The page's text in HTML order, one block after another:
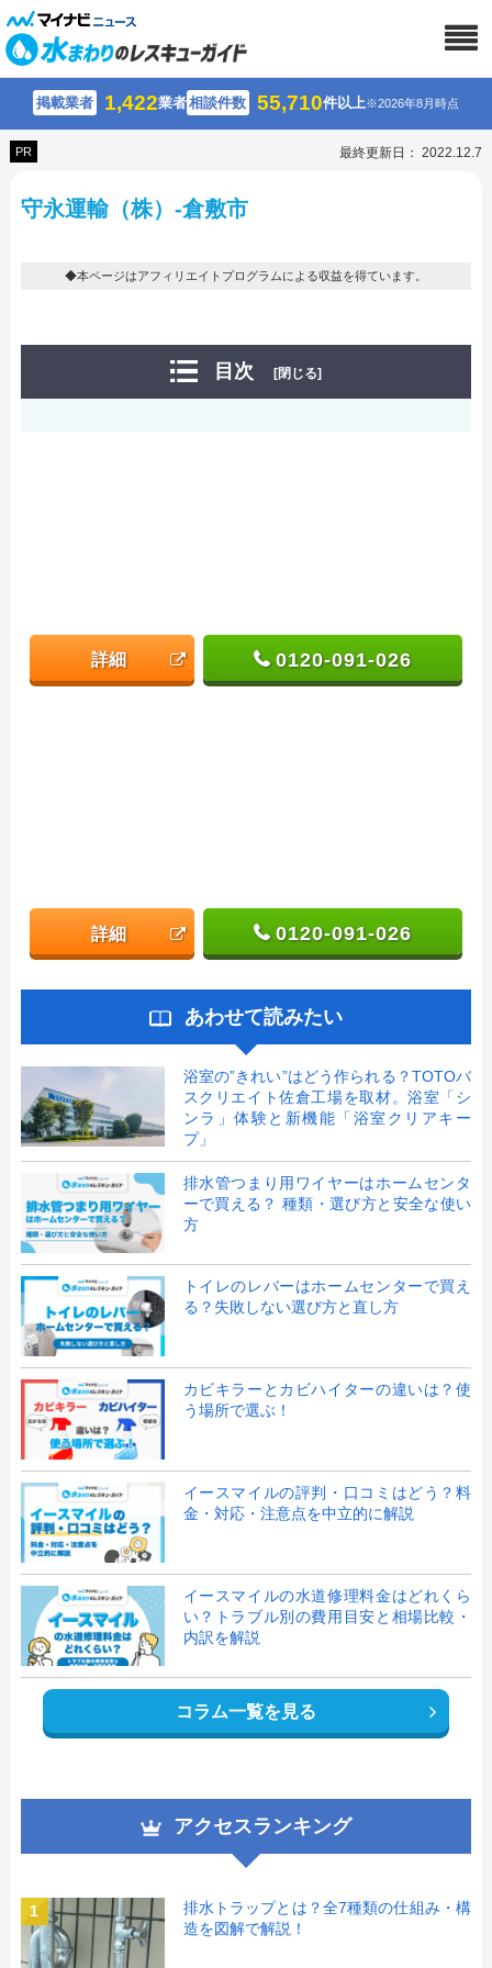
掲載業者 1,422業者相談件数 55,710件以上※2026年8月時点
PR 最終更新日： 2022.12.7
守永運輸（株）-倉敷市
◆本ページはアフィリエイトプログラムによる収益を得ています。
目次 [閉じる]
詳細 0120-091-026
詳細 0120-091-026
あわせて読みたい
浴室の”きれい”はどう作られる？TOTOバ
スクリエイト佐倉工場を取材。浴室「シ
ンラ」体験と新機能「浴室クリアキー
プ」
排水管つまり用ワイヤーはホームセンタ
ーで買える？ 種類・選び方と安全な使い
方
トイレのレバーはホームセンターで買え
る？失敗しない選び方と直し方
カビキラーとカビハイターの違いは？使
う場所で選ぶ！
イースマイルの評判・口コミはどう？料
金・対応・注意点を中立的に解説
イースマイルの水道修理料金はどれくら
い？トラブル別の費用目安と相場比較・
内訳を解説
コラム一覧を見る
アクセスランキング
1
排水トラップとは？全7種類の仕組み・構
造を図解で解説！